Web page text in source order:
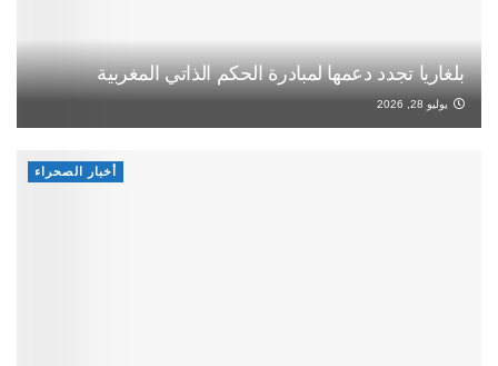
بلغاريا تجدد دعمها لمبادرة الحكم الذاتي المغربية
يوليو 28, 2026
أخبار الصحراء